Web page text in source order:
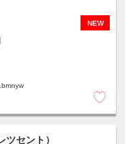
NEW
ツセント）